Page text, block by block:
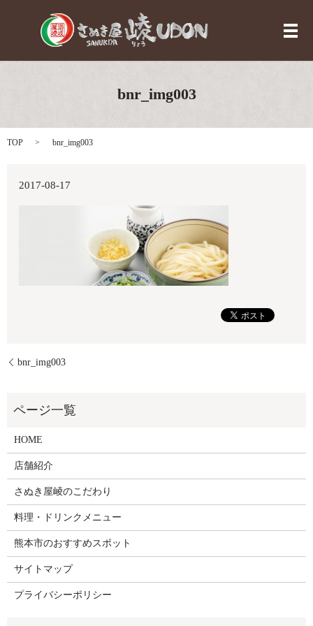
メ
bnr_img003
TOP bnr_img003
2017-08-17
bnr_img003
HOME
店舗紹介
さぬき屋崚のこだわり
料理・ドリンクメニュー
熊本市のおすすめスポット
サイトマップ
プライバシーポリシー